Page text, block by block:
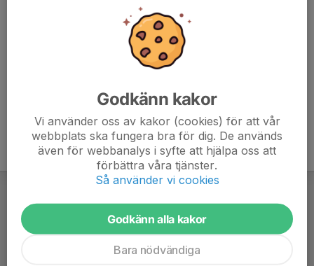
Godkänn kakor
Vi använder oss av kakor (cookies) för att vår
webbplats ska fungera bra för dig. De används
även för webbanalys i syfte att hjälpa oss att
förbättra våra tjänster.
Så använder vi cookies
Godkänn alla kakor
Bara nödvändiga